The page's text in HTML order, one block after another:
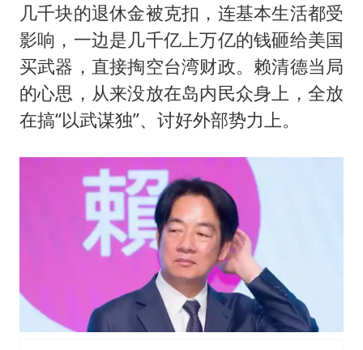
几千块的退休金被克扣，连基本生活都受
影响，一边是几千亿上万亿的钱砸给美国
买武器，直接掏空台湾财政。赖清德当局
的心思，从来没放在岛内民众身上，全放
在搞“以武谋独”、讨好外部势力上。